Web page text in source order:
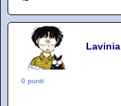
Lavinia
0 punti